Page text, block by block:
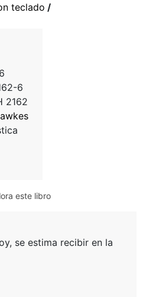
teclado /
6
2162
este libro
se estima recibir en la